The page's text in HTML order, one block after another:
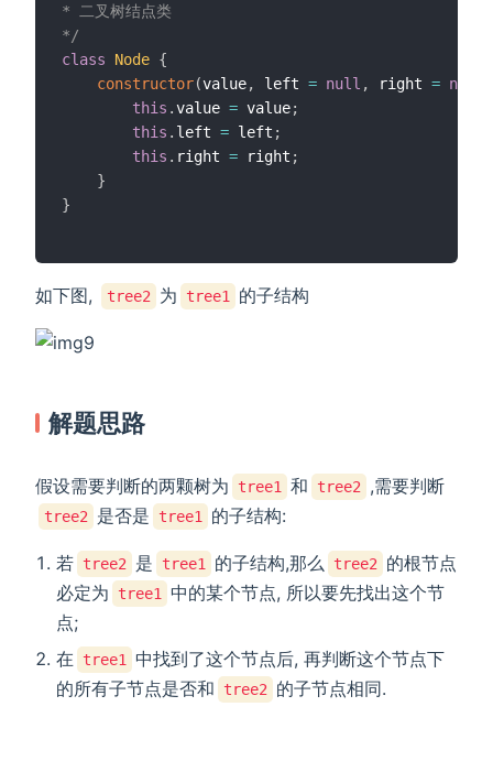
* 二叉树结点类
*/
class
Node {
constructor(value, left = null , right = null
this .value = value;
this . left = left ;
this . right = right ;
}
}
如下图, tree2 为 tree1 的子结构
解题思路
假设需要判断的两颗树为 tree1 和 tree2 ,需要判断
tree2 是否是 tree1 的子结构:
若 tree2 是 tree1 的子结构,那么 tree2 的根节点
必定为
tree1 中的某个节点, 所以要先找出这个节
点;
在
tree1 中找到了这个节点后, 再判断这个节点下
的所有子节点是否和
tree2 的子节点相同.